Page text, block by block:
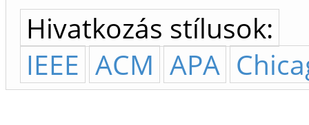
Hivatkozás stílusok:
IEEE ACM APA